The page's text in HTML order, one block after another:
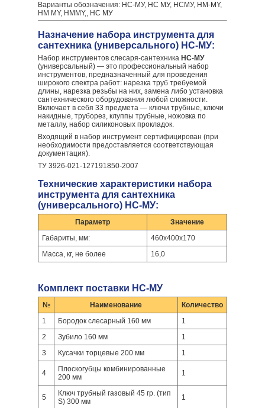
Варианты обозначения: НС-МУ, НС МУ, НСМУ, HM-MY,
HM MY, HMMY,, НС МУ
Назначение набора инструмента для
сантехника (универсального) НС-МУ:
Набор инструментов слесаря-сантехника НС-МУ
(универсальный) — это профессиональный набор
инструментов, предназначенный для проведения
широкого спектра работ: нарезка труб требуемой
длины, нарезка резьбы на них, замена либо установка
сантехнического оборудования любой сложности.
Включает в себя 33 предмета — ключи трубные, ключи
накидные, труборез, клуппы трубные, ножовка по
металлу, набор силиконовых прокладок.
Входящий в набор инструмент сертифицирован (при
необходимости предоставляется соответствующая
документация).
ТУ 3926-021-127191850-2007
Технические характеристики набора
инструмента для сантехника
(универсального) НС-МУ:
Параметр
Значение
Габариты, мм:
460х400х170
Масса, кг, не более
16,0
Комплект поставки НС-МУ
№ Наименование
Количество
1
Бородок слесарный 160 мм
1
2
Зубило 160 мм
1
3
Кусачки торцевые 200 мм 1
4
Плоскогубцы комбинированные
200 мм
1
5
Ключ трубный газовый 45 гр. (тип
S) 300 мм
1